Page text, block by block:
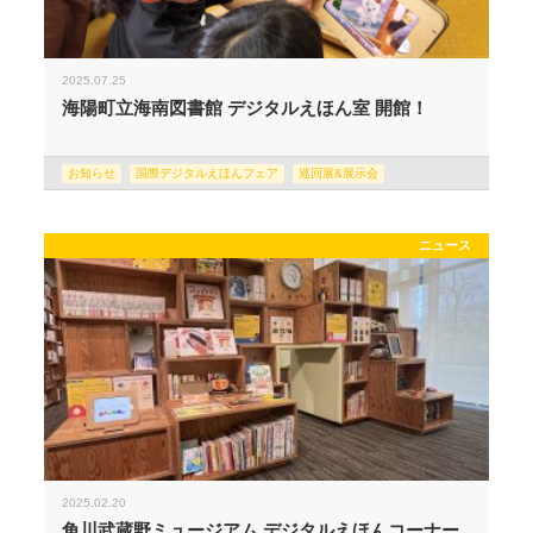
2025.07.25
海陽町立海南図書館 デジタルえほん室 開館！
お知らせ 国際デジタルえほんフェア 巡回展&展示会
ニュース
2025.02.20